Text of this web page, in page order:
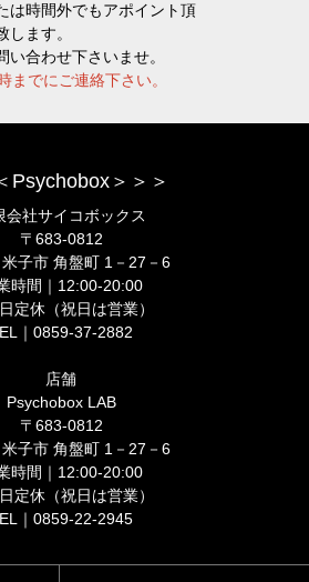
は時間外でもアポイント頂
します。
い合わせ下さいませ。
までにご連絡下さい。
Psychobox＞＞＞
会社サイコボックス
〒683-0812
子市 角盤町 1－27－6
時間｜12:00-20:00
定休（祝日は営業）
｜0859-37-2882
店舗
Psychobox LAB
〒683-0812
子市 角盤町 1－27－6
時間｜12:00-20:00
定休（祝日は営業）
｜0859-22-2945